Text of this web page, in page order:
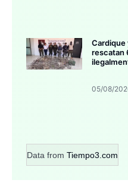
Cardique
rescatan
05/08/
Data from Tiempo3.com